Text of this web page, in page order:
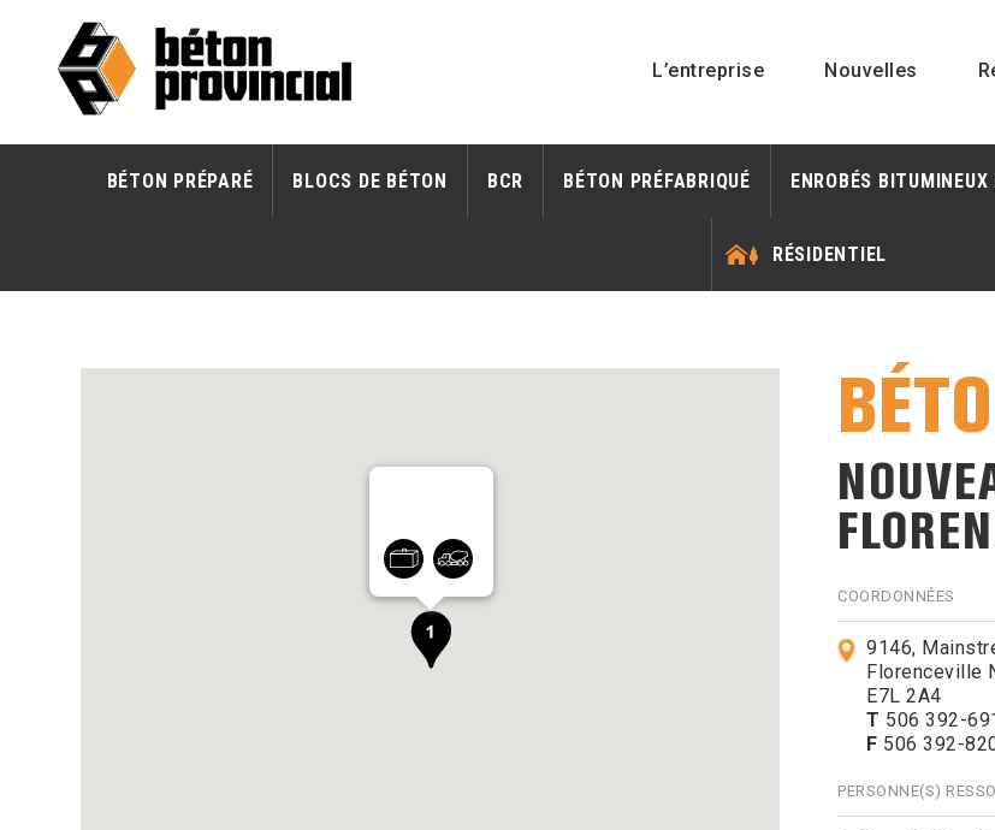
L’entreprise Nouvelles
BÉTON PRÉPARÉ BLOCS DE BÉTON BCR BÉTON PRÉFABRIQUÉ ENROBÉS BITUMINEUX
RÉSIDENTIEL
COORDONNÉES
9146,
Florenceville
E7L 2A4
T 506 392-
F 506 392-
PERSONNE(S)